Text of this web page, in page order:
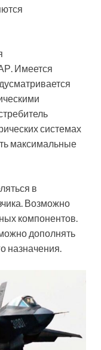
Имеется
системах
максимальные
в
Возможно
компонентов.
дополнять
назначения.